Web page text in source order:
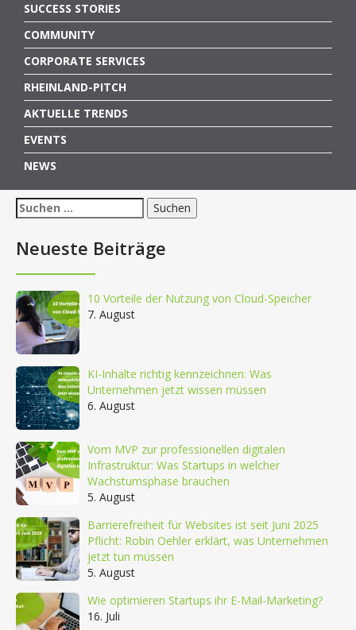
SUCCESS STORIES
COMMUNITY
CORPORATE SERVICES
RHEINLAND-PITCH
AKTUELLE TRENDS
EVENTS
NEWS
Suchen
nach:
Neueste Beiträge
10 Vorteile der Nutzung von Cloud-Speicher
7. August
KI-Inhalte richtig kennzeichnen: Was
Unternehmen jetzt wissen müssen
6. August
Vom MVP zur professionellen digitalen
Infrastruktur: Was Startups in welcher
Wachstumsphase brauchen
5. August
Barrierefreiheit für Websites ist seit Juni 2025
Pflicht: Robin Oehler erklärt, was Unternehmen
jetzt tun müssen
5. August
Wie optimieren Startups ihr E-Mail-Marketing?
16. Juli